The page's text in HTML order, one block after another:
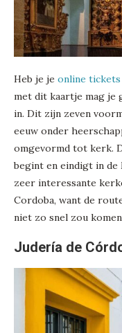
Heb je je online tickets
met dit kaartje mag je
in. Dit zijn zeven
eeuw onder
omgevormd tot kerk.
begint en eindigt in de
zeer interessante
Cordoba, want de
niet zo snel zou
Judería de